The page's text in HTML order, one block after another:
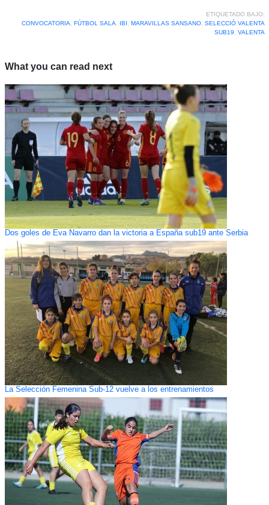
ETIQUETADO BAJO:
CONVOCATORIA, FÚTBOL SALA, IBI, MARAVILLAS SANSANO, SELECCIÓ VALENTA
SUB19, VALENTA
What you can read next
Dos goles de Eva Navarro dan la victoria a España sub19 ante Serbia
La Selección Femenina Sub-12 vuelve a los entrenamientos